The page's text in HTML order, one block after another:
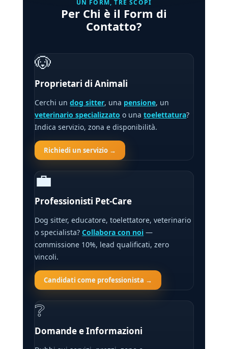
UN FORM, TRE SCOPI
Per Chi è il Form di
Contatto?
🐶
Proprietari di Animali
Cerchi undog sitter, una pensione, un
veterinario specializzato o unatoelettatura?
Indica servizio, zona e disponibilità.
Richiedi un servizio →
💼
Professionisti Pet-Care
Dog sitter, educatore, toelettatore, veterinario
o specialista?Collabora con noi —
commissione 10%, lead qualificati, zero
vincoli.
Candidati come professionista →
❔
Domande e Informazioni